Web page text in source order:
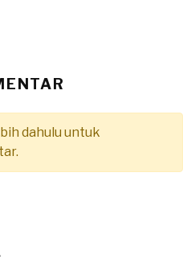
dahulu untuk